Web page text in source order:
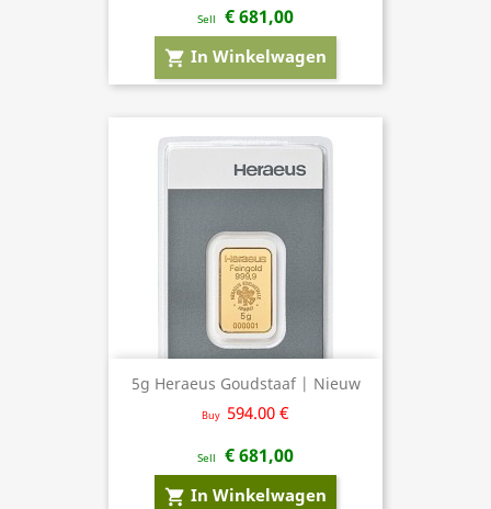
Sell € 681,00
shopping_cart In Winkelwagen
5g Heraeus Goudstaaf | Nieuw
Buy 594.00 €
Sell € 681,00
shopping_cart In Winkelwagen